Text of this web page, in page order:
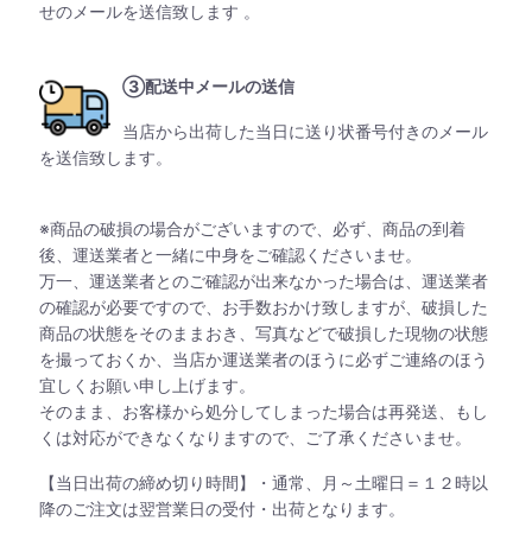
せのメールを送信致します 。
③配送中メールの送信
当店から出荷した当日に送り状番号付きのメール
を送信致します。
※商品の破損の場合がございますので、必ず、商品の到着
後、運送業者と一緒に中身をご確認くださいませ。
万一、運送業者とのご確認が出来なかった場合は、運送業者
の確認が必要ですので、お手数おかけ致しますが、破損した
商品の状態をそのままおき、写真などで破損した現物の状態
を撮っておくか、当店か運送業者のほうに必ずご連絡のほう
宜しくお願い申し上げます。
そのまま、お客様から処分してしまった場合は再発送、もし
くは対応ができなくなりますので、ご了承くださいませ。
【当日出荷の締め切り時間】・通常、月～土曜日＝１２時以
降のご注文は翌営業日の受付・出荷となります。